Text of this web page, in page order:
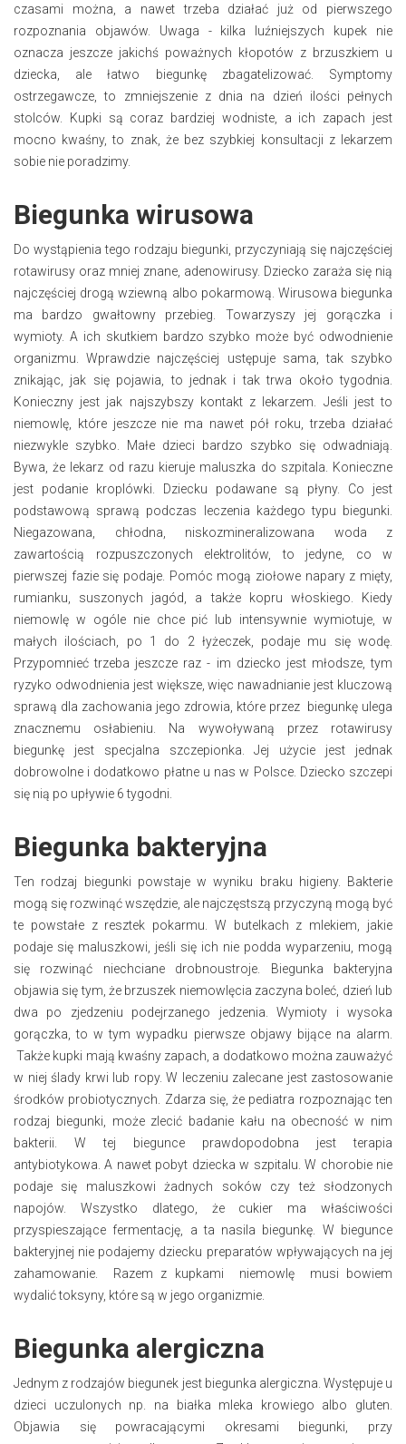
czasami można, a nawet trzeba działać już od pierwszego
rozpoznania objawów. Uwaga - kilka luźniejszych kupek nie
oznacza jeszcze jakichś poważnych kłopotów z brzuszkiem u
dziecka, ale
łatwo biegunkę zbagatelizować. Symptomy
ostrzegawcze, to zmniejszenie z dnia na dzień ilości pełnych
stolców. Kupki są coraz bardziej wodniste, a ich zapach jest
mocno kwaśny, to znak, że bez szybkiej konsultacji z lekarzem
sobie nie poradzimy.
Biegunka wirusowa
Do wystąpienia tego rodzaju biegunki, przyczyniają się najczęściej
rotawirusy oraz mniej znane, adenowirusy. Dziecko zaraża się nią
najczęściej drogą wziewną albo pokarmową. Wirusowa biegunka
ma bardzo gwałtowny przebieg. Towarzyszy jej gorączka i
wymioty. A ich skutkiem bardzo szybko może być odwodnienie
organizmu. Wprawdzie najczęściej ustępuje sama, tak szybko
znikając, jak się pojawia, to jednak i tak trwa około tygodnia.
Konieczny jest jak najszybszy kontakt z lekarzem. Jeśli jest to
niemowlę, które jeszcze nie ma nawet pół roku, trzeba działać
niezwykle szybko. Małe dzieci bardzo szybko się odwadniają.
Bywa, że lekarz od razu kieruje maluszka do szpitala. Konieczne
jest podanie kroplówki. Dziecku podawane są płyny. Co jest
podstawową sprawą podczas leczenia każdego typu biegunki.
Niegazowana, chłodna, niskozmineralizowana woda z
zawartością rozpuszczonych elektrolitów, to jedyne, co w
pierwszej fazie się podaje. Pomóc mogą ziołowe napary z mięty,
rumianku, suszonych jagód, a także kopru włoskiego. Kiedy
niemowlę w ogóle nie chce pić lub intensywnie wymiotuje, w
małych ilościach, po 1 do 2 łyżeczek, podaje mu się wodę.
Przypomnieć trzeba jeszcze raz - im dziecko jest młodsze, tym
ryzyko odwodnienia jest większe, więc nawadnianie jest kluczową
sprawą dla zachowania jego zdrowia, które przez biegunkę ulega
znacznemu osłabieniu. Na wywoływaną przez rotawirusy
biegunkę jest specjalna szczepionka. Jej użycie jest jednak
dobrowolne i dodatkowo płatne u nas w Polsce. Dziecko szczepi
się nią po upływie 6 tygodni.
Biegunka bakteryjna
Ten rodzaj biegunki powstaje w wyniku braku higieny. Bakterie
mogą się rozwinąć wszędzie, ale najczęstszą przyczyną mogą być
te powstałe z resztek pokarmu. W butelkach z mlekiem, jakie
podaje się maluszkowi, jeśli się ich nie podda wyparzeniu, mogą
się rozwinąć niechciane drobnoustroje. Biegunka bakteryjna
objawia się tym, że brzuszek niemowlęcia zaczyna boleć, dzień lub
dwa po zjedzeniu podejrzanego jedzenia. Wymioty i wysoka
gorączka, to w tym wypadku pierwsze objawy bijące na alarm.
Także kupki mają kwaśny zapach, a dodatkowo można zauważyć
w niej ślady krwi lub ropy. W leczeniu zalecane jest zastosowanie
środków probiotycznych. Zdarza się, że pediatra rozpoznając ten
rodzaj biegunki, może zlecić badanie kału na obecność w nim
bakterii. W tej biegunce prawdopodobna jest terapia
antybiotykowa. A nawet pobyt dziecka w szpitalu. W chorobie nie
podaje się maluszkowi żadnych soków czy też słodzonych
napojów. Wszystko dlatego, że cukier ma właściwości
przyspieszające fermentację, a ta nasila biegunkę. W biegunce
bakteryjnej nie podajemy dziecku preparatów wpływających na jej
zahamowanie. Razem z kupkami niemowlę musi bowiem
wydalić toksyny, które są w jego organizmie.
Biegunka alergiczna
Jednym z rodzajów biegunek jest biegunka alergiczna. Występuje u
dzieci uczulonych np. na białka mleka krowiego albo gluten.
Objawia się powracającymi okresami biegunki, przy